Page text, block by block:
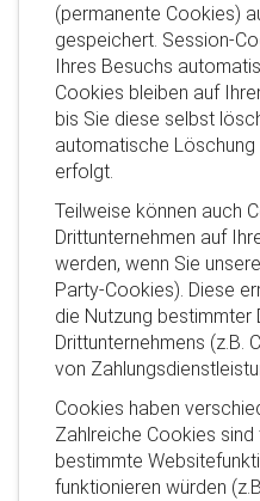
(permanente Cookies)
gespeichert. Session-
Ihres Besuchs
Cookies bleiben auf
bis Sie diese selbst
automatische
erfolgt.
Teilweise können auch
Drittunternehmen auf
werden, wenn Sie
Party-Cookies). Diese
die Nutzung bestimmter
Drittunternehmens (z.B.
von
Cookies haben
Zahlreiche Cookies
bestimmte
funktionieren würden